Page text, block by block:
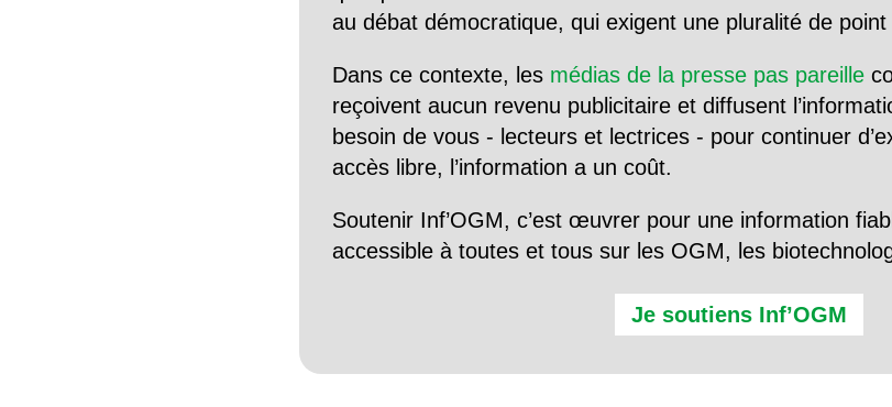
au débat démocratique, qui exigent une pluralité de point
Dans ce contexte, les médias de la presse pas pareille
reçoivent aucun revenu publicitaire et diffusent
besoin de vous - lecteurs et lectrices - pour continuer
accès libre, l’information a un coût.
Soutenir Inf’OGM, c’est œuvrer pour une information
accessible à toutes et tous sur les OGM, les
Je soutiens Inf’OGM